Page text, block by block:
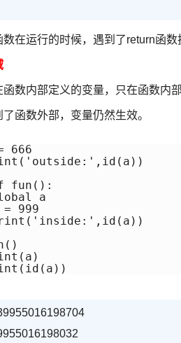
在运行的时候，遇到了return函数
数内部定义的变量，只在函数内
函数外部，变量仍然生效。
666
fun():
a
999